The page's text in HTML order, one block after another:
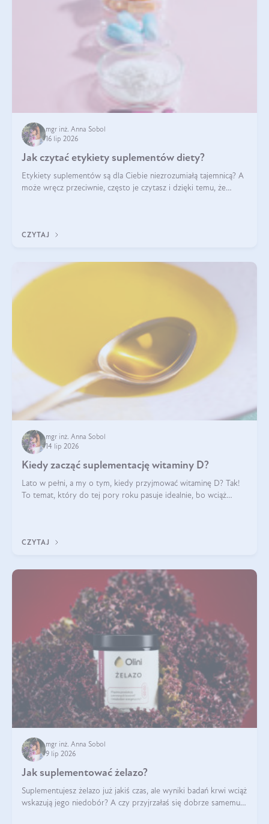
mgr inż. Anna Sobol
16 lip 2026
Jak czytać etykiety suplementów diety?
Etykiety suplementów są dla Ciebie niezrozumiałą tajemnicą? A
może wręcz przeciwnie, często je czytasz i dzięki temu, że
CZYTAJ
mgr inż. Anna Sobol
14 lip 2026
Kiedy zacząć suplementację witaminy D?
Lato w pełni, a my o tym, kiedy przyjmować witaminę D? Tak!
To temat, który do tej pory roku pasuje idealnie, bo wciąż
CZYTAJ
mgr inż. Anna Sobol
9 lip 2026
Jak suplementować żelazo?
Suplementujesz żelazo już jakiś czas, ale wyniki badań krwi wciąż
wskazują jego niedobór? A czy przyjrzałaś się dobrze samemu